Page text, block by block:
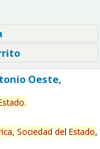
Oeste,
.
Sociedad del Estado,